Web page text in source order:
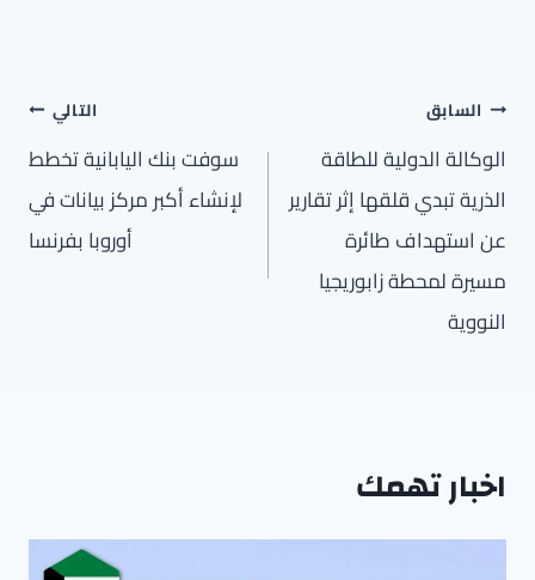
تصفّح
المقالات
السابق
الوكالة الدولية للطاقة
الذرية تبدي قلقها إثر تقارير
عن استهداف طائرة
مسيرة لمحطة زابوريجيا
النووية
التالي
سوفت بنك اليابانية تخطط
لإنشاء أكبر مركز بيانات في
أوروبا بفرنسا
اخبار تهمك